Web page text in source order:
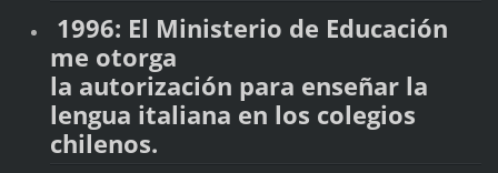
1996: El Ministerio de Educación
me otorga
la autorización para enseñar la
lengua italiana en los colegios
chilenos.